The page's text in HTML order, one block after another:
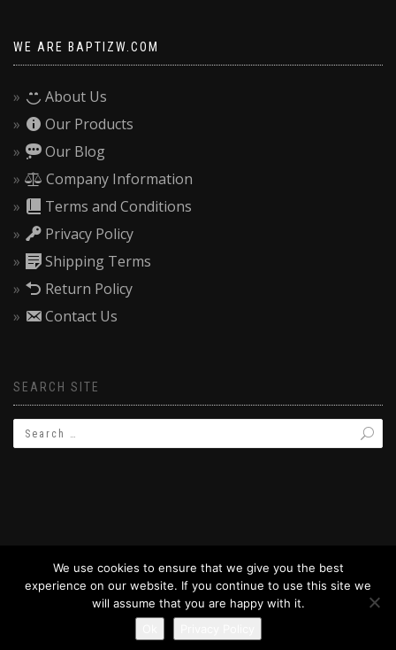
WE ARE BAPTIZW.COM
About Us
Our Products
Our Blog
Company Information
Terms and Conditions
Privacy Policy
Shipping Terms
Return Policy
Contact Us
SEARCH SITE
© 2019 BAPTIZW.COM
We use cookies to ensure that we give you the best
experience on our website. If you continue to use this site we
will assume that you are happy with it.